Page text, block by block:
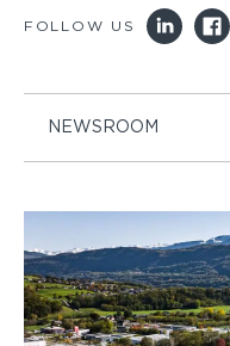
FOLLOW US
NEWSROOM